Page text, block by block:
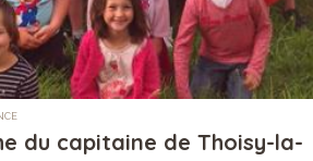
du capitaine de Thoisy-la-